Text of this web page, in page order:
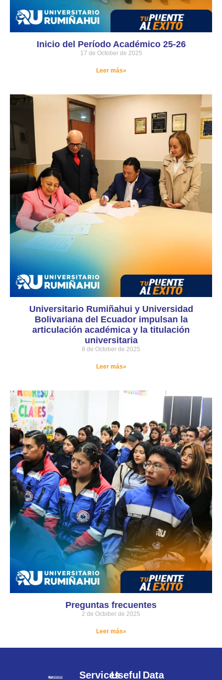
Inicio del Período Académico 25-26
17 de October de 2025
Leer más»
Universitario Rumiñahui y Universidad
Bolivariana del Ecuador impulsan la
articulación académica y la titulación
universitaria
8 de October de 2025
Leer más»
Preguntas frecuentes
2 de October de 2025
Leer más»
ServicesUseful Data